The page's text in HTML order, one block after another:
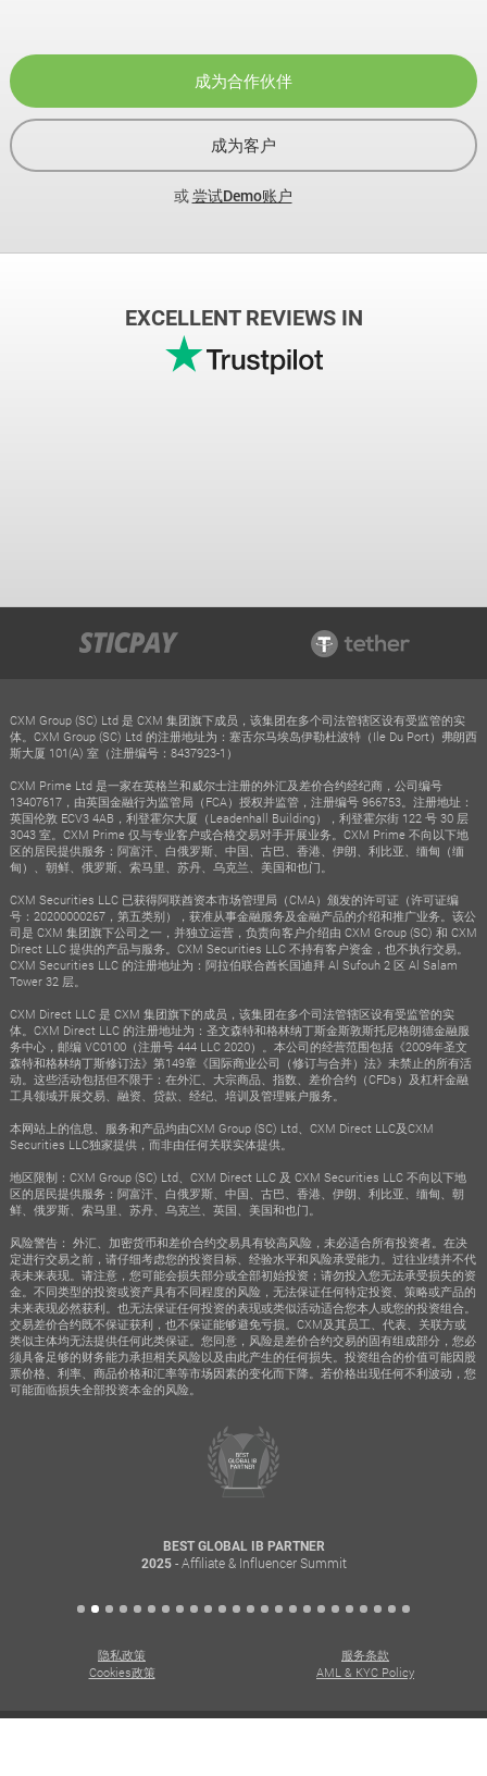
成为合作伙伴
成为客户
或尝试Demo账户
EXCELLENT REVIEWS IN
CXM Group (SC) Ltd 是 CXM 集团旗下成员，该集团在多个司法管辖区设有受监管的实
体。CXM Group (SC) Ltd 的注册地址为：塞舌尔马埃岛伊勒杜波特（Ile Du Port）弗朗西
斯大厦 101(A) 室（注册编号：8437923-1）
CXM Prime Ltd 是一家在英格兰和威尔士注册的外汇及差价合约经纪商，公司编号
13407617，由英国金融行为监管局（FCA）授权并监管，注册编号 966753。注册地址：
英国伦敦 ECV3 4AB，利登霍尔大厦（Leadenhall Building），利登霍尔街 122 号 30 层
3043 室。CXM Prime 仅与专业客户或合格交易对手开展业务。CXM Prime 不向以下地
区的居民提供服务：阿富汗、白俄罗斯、中国、古巴、香港、伊朗、利比亚、缅甸（缅
甸）、朝鲜、俄罗斯、索马里、苏丹、乌克兰、美国和也门。
CXM Securities LLC 已获得阿联酋资本市场管理局（CMA）颁发的许可证（许可证编
号：20200000267，第五类别），获准从事金融服务及金融产品的介绍和推广业务。该公
司是 CXM 集团旗下公司之一，并独立运营，负责向客户介绍由 CXM Group (SC) 和 CXM
Direct LLC 提供的产品与服务。CXM Securities LLC 不持有客户资金，也不执行交易。
CXM Securities LLC 的注册地址为：阿拉伯联合酋长国迪拜 Al Sufouh 2 区 Al Salam
Tower 32 层。
CXM Direct LLC 是 CXM 集团旗下的成员，该集团在多个司法管辖区设有受监管的实
体。CXM Direct LLC 的注册地址为：圣文森特和格林纳丁斯金斯敦斯托尼格朗德金融服
务中心，邮编 VC0100（注册号 444 LLC 2020）。本公司的经营范围包括《2009年圣文
森特和格林纳丁斯修订法》第149章《国际商业公司（修订与合并）法》未禁止的所有活
动。这些活动包括但不限于：在外汇、大宗商品、指数、差价合约（CFDs）及杠杆金融
工具领域开展交易、融资、贷款、经纪、培训及管理账户服务。
本网站上的信息、服务和产品均由CXM Group (SC) Ltd、CXM Direct LLC及CXM
Securities LLC独家提供，而非由任何关联实体提供。
地区限制：CXM Group (SC) Ltd、CXM Direct LLC 及 CXM Securities LLC 不向以下地
区的居民提供服务：阿富汗、白俄罗斯、中国、古巴、香港、伊朗、利比亚、缅甸、朝
鲜、俄罗斯、索马里、苏丹、乌克兰、英国、美国和也门。
风险警告： 外汇、加密货币和差价合约交易具有较高风险，未必适合所有投资者。在决
定进行交易之前，请仔细考虑您的投资目标、经验水平和风险承受能力。过往业绩并不代
表未来表现。请注意，您可能会损失部分或全部初始投资；请勿投入您无法承受损失的资
金。不同类型的投资或资产具有不同程度的风险，无法保证任何特定投资、策略或产品的
未来表现必然获利。也无法保证任何投资的表现或类似活动适合您本人或您的投资组合。
交易差价合约既不保证获利，也不保证能够避免亏损。CXM及其员工、代表、关联方或
类似主体均无法提供任何此类保证。您同意，风险是差价合约交易的固有组成部分，您必
须具备足够的财务能力承担相关风险以及由此产生的任何损失。投资组合的价值可能因股
票价格、利率、商品价格和汇率等市场因素的变化而下降。若价格出现任何不利波动，您
可能面临损失全部投资本金的风险。
BEST GLOBAL IB PARTNER
2025- Affiliate & Influencer Summit
隐私政策
服务条款
Cookies政策
AML & KYC Policy